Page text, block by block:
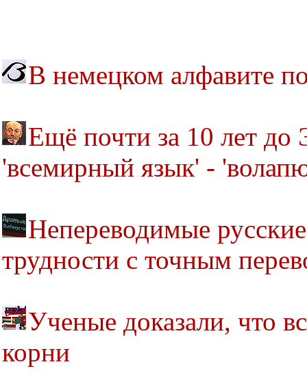
В немецком алфавите
Ещё почти за 10 лет до
'всемирный язык' -
Непереводимые
трудности с точным
Ученые доказали, что
корни